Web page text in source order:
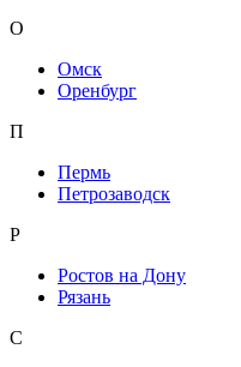
О
Омск
Оренбург
П
Пермь
Петрозаводск
Р
Ростов на Дону
Рязань
С